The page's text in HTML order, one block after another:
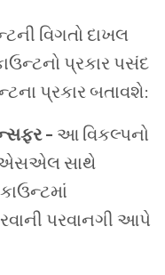
વિગતો દાખલ
પ્રકાર પસંદ
પ્રકારબતાવશે:
- આ વિકલ્પનો
સાથે
પરવાનગી આપે